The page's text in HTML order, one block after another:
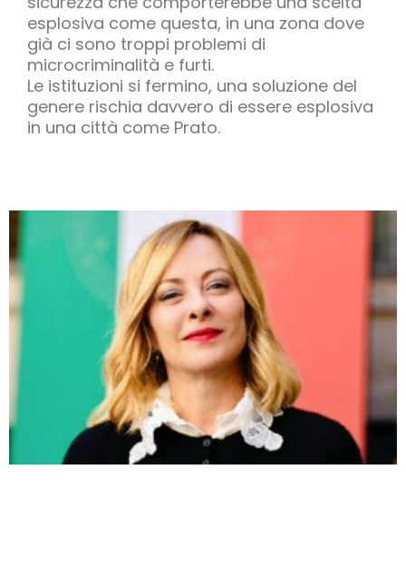
esplosiva come questa, in una zona dove
già ci sono troppi problemi di
microcriminalità e furti.
Le istituzioni si fermino, una soluzione del
genere rischia davvero di essere esplosiva
in una città come Prato.